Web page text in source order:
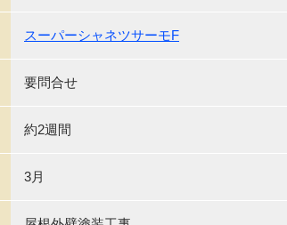
スーパーシャネツサーモF
要問合せ
約2週間
3月